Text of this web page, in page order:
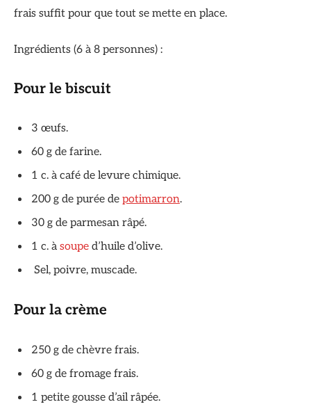
frais suffit pour que tout se mette en place.
Ingrédients (6 à 8 personnes) :
Pour le biscuit
3 œufs.
60 g de farine.
1 c. à café de levure chimique.
200 g de purée de potimarron.
30 g de parmesan râpé.
1 c. à soupe d’huile d’olive.
Sel, poivre, muscade.
Pour la crème
250 g de chèvre frais.
60 g de fromage frais.
1 petite gousse d’ail râpée.